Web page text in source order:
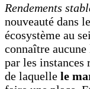
Rendements
nouveauté dans
écosystème au
connaître
par les instances
de laquelle le